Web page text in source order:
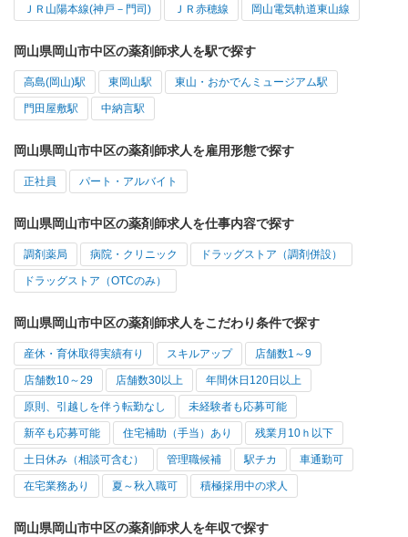
ＪＲ山陽本線(神戸－門司) ＪＲ赤穂線 岡山電気軌道東山線
岡山県岡山市中区の薬剤師求人を駅で探す
高島(岡山)駅 東岡山駅 東山・おかでんミュージアム駅
門田屋敷駅 中納言駅
岡山県岡山市中区の薬剤師求人を雇用形態で探す
正社員 パート・アルバイト
岡山県岡山市中区の薬剤師求人を仕事内容で探す
調剤薬局 病院・クリニック ドラッグストア（調剤併設）
ドラッグストア（OTCのみ）
岡山県岡山市中区の薬剤師求人をこだわり条件で探す
産休・育休取得実績有り スキルアップ 店舗数1～9
店舗数10～29 店舗数30以上 年間休日120日以上
原則、引越しを伴う転勤なし 未経験者も応募可能
新卒も応募可能 住宅補助（手当）あり 残業月10ｈ以下
土日休み（相談可含む） 管理職候補 駅チカ 車通勤可
在宅業務あり 夏～秋入職可 積極採用中の求人
岡山県岡山市中区の薬剤師求人を年収で探す